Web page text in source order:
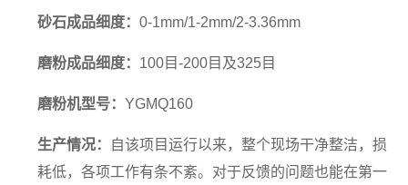
砂石成品细度： 0-1mm/1-2mm/2-3.36mm
磨粉成品细度： 100目-200目及325目
磨粉机型号： YGMQ160
生产情况：
自该项目运行以来，整个现场干净整洁，损
耗低，各项工作有条不紊。对于反馈的问题也能在第一